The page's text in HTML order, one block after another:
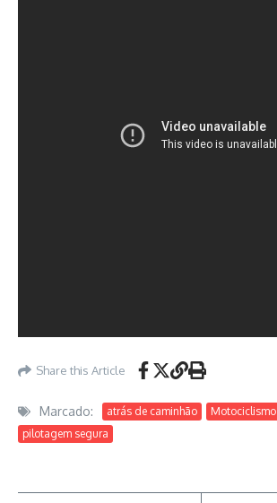
Share this Article
Marcado: atrás de caminhão Motociclismo
pilotagem segura